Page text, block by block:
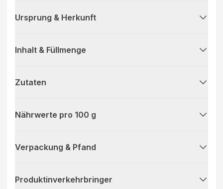
Ursprung & Herkunft
Inhalt & Füllmenge
Zutaten
Nährwerte pro 100 g
Verpackung & Pfand
Produktinverkehrbringer